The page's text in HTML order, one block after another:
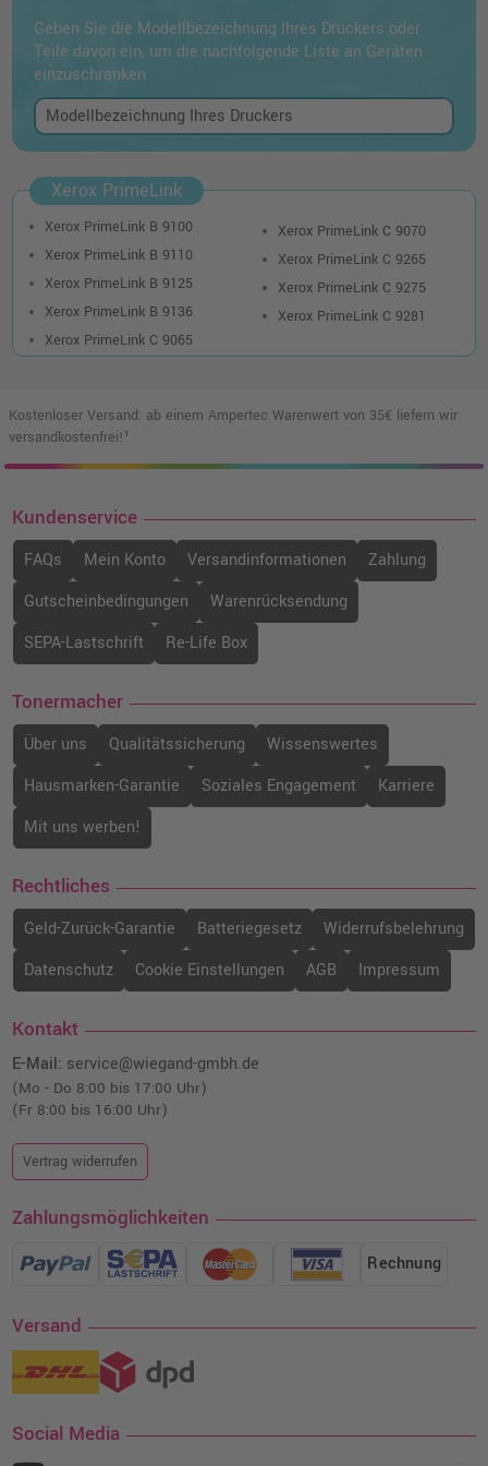
Geben Sie die Modellbezeichnung Ihres Druckers oder
Teile davon ein, um die nachfolgende Liste an Geräten
einzuschränken
Xerox PrimeLink
Xerox PrimeLink B 9100
Xerox PrimeLink B 9110
Xerox PrimeLink B 9125
Xerox PrimeLink B 9136
Xerox PrimeLink C 9065
Xerox PrimeLink C 9070
Xerox PrimeLink C 9265
Xerox PrimeLink C 9275
Xerox PrimeLink C 9281
Kostenloser Versand: ab einem Ampertec Warenwert von 35€ liefern wir
versandkostenfrei!¹
Kundenservice
FAQs Mein Konto Versandinformationen
Zahlung
Gutscheinbedingungen
Warenrücksendung
SEPA-Lastschrift
Re-Life Box
Tonermacher
Über uns Qualitätssicherung
Wissenswertes
Hausmarken-Garantie
Soziales Engagement
Karriere
Mit uns werben!
Rechtliches
Geld-Zurück-Garantie Batteriegesetz
Widerrufsbelehrung
Datenschutz
Cookie Einstellungen AGB Impressum
Kontakt
E-Mail: service@wiegand-gmbh.de
(Mo - Do 8:00 bis 17:00 Uhr)
(Fr 8:00 bis 16:00 Uhr)
Vertrag widerrufen
Zahlungsmöglichkeiten
Rechnung
Versand
Social Media